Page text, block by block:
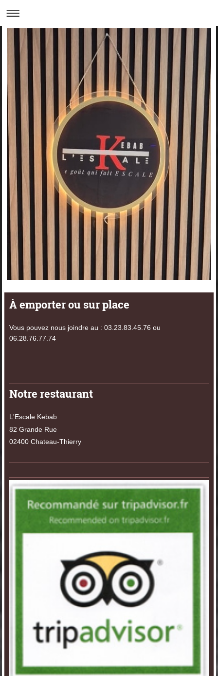
À emporter ou sur place
Vous pouvez nous joindre au : 03.23.83.45.76 ou
06.28.76.77.74
Notre restaurant
​L'Escale Kebab
82 Grande Rue
02400 Chateau-Thierry